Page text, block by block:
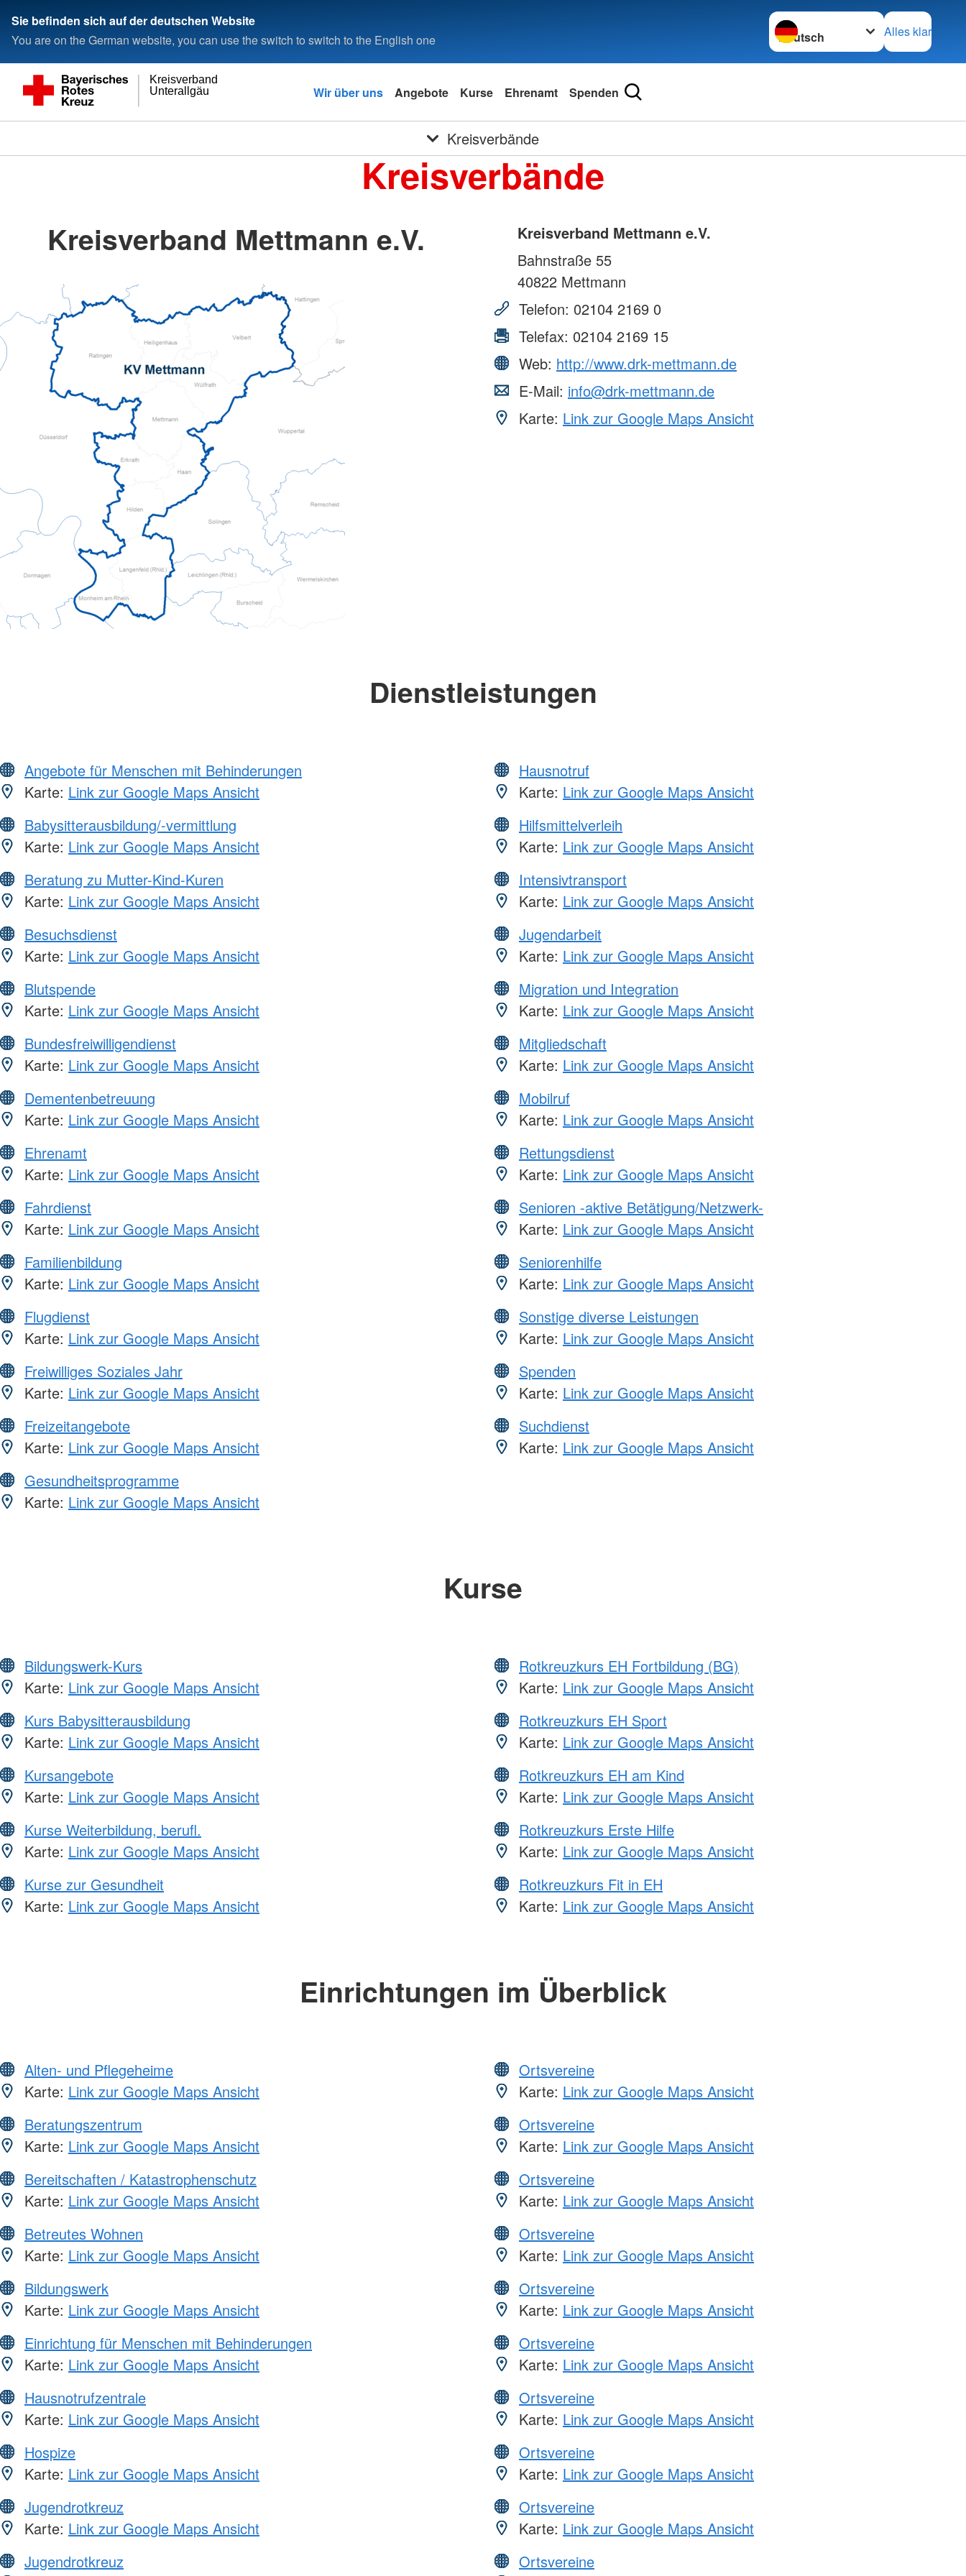
Sie befinden sich auf der deutschen Website
You are on the German website, you can use the switch to switch to the English one
Sprache wechseln zu
Alles klar
Unterallgäu
Kreisverband
Wir über uns Angebote Kurse Ehrenamt Spenden
Kreisverbände
Kreisverbände
Kreisverband Mettmann e.V.
Kreisverband Mettmann e.V.
Bahnstraße 55
40822 Mettmann
Telefon: 02104 2169 0
Telefax: 02104 2169 15
Web: http://www.drk-mettmann.de
E-Mail: info@drk-mettmann.de
Karte: Link zur Google Maps Ansicht
Dienstleistungen
Angebote für Menschen mit Behinderungen
Karte: Link zur Google Maps Ansicht
Babysitterausbildung/-vermittlung
Karte: Link zur Google Maps Ansicht
Beratung zu Mutter-Kind-Kuren
Karte: Link zur Google Maps Ansicht
Besuchsdienst
Karte: Link zur Google Maps Ansicht
Blutspende
Karte: Link zur Google Maps Ansicht
Bundesfreiwilligendienst
Karte: Link zur Google Maps Ansicht
Dementenbetreuung
Karte: Link zur Google Maps Ansicht
Ehrenamt
Karte: Link zur Google Maps Ansicht
Fahrdienst
Karte: Link zur Google Maps Ansicht
Familienbildung
Karte: Link zur Google Maps Ansicht
Flugdienst
Karte: Link zur Google Maps Ansicht
Freiwilliges Soziales Jahr
Karte: Link zur Google Maps Ansicht
Freizeitangebote
Karte: Link zur Google Maps Ansicht
Gesundheitsprogramme
Karte: Link zur Google Maps Ansicht
Hausnotruf
Karte: Link zur Google Maps Ansicht
Hilfsmittelverleih
Karte: Link zur Google Maps Ansicht
Intensivtransport
Karte: Link zur Google Maps Ansicht
Jugendarbeit
Karte: Link zur Google Maps Ansicht
Migration und Integration
Karte: Link zur Google Maps Ansicht
Mitgliedschaft
Karte: Link zur Google Maps Ansicht
Mobilruf
Karte: Link zur Google Maps Ansicht
Rettungsdienst
Karte: Link zur Google Maps Ansicht
Senioren -aktive Betätigung/Netzwerk-
Karte: Link zur Google Maps Ansicht
Seniorenhilfe
Karte: Link zur Google Maps Ansicht
Sonstige diverse Leistungen
Karte: Link zur Google Maps Ansicht
Spenden
Karte: Link zur Google Maps Ansicht
Suchdienst
Karte: Link zur Google Maps Ansicht
Kurse
Bildungswerk-Kurs
Karte: Link zur Google Maps Ansicht
Kurs Babysitterausbildung
Karte: Link zur Google Maps Ansicht
Kursangebote
Karte: Link zur Google Maps Ansicht
Kurse Weiterbildung, berufl.
Karte: Link zur Google Maps Ansicht
Kurse zur Gesundheit
Karte: Link zur Google Maps Ansicht
Rotkreuzkurs EH Fortbildung (BG)
Karte: Link zur Google Maps Ansicht
Rotkreuzkurs EH Sport
Karte: Link zur Google Maps Ansicht
Rotkreuzkurs EH am Kind
Karte: Link zur Google Maps Ansicht
Rotkreuzkurs Erste Hilfe
Karte: Link zur Google Maps Ansicht
Rotkreuzkurs Fit in EH
Karte: Link zur Google Maps Ansicht
Einrichtungen im Überblick
Alten- und Pflegeheime
Karte: Link zur Google Maps Ansicht
Beratungszentrum
Karte: Link zur Google Maps Ansicht
Bereitschaften / Katastrophenschutz
Karte: Link zur Google Maps Ansicht
Betreutes Wohnen
Karte: Link zur Google Maps Ansicht
Bildungswerk
Karte: Link zur Google Maps Ansicht
Einrichtung für Menschen mit Behinderungen
Karte: Link zur Google Maps Ansicht
Hausnotrufzentrale
Karte: Link zur Google Maps Ansicht
Hospize
Karte: Link zur Google Maps Ansicht
Jugendrotkreuz
Karte: Link zur Google Maps Ansicht
Jugendrotkreuz
Ortsvereine
Karte: Link zur Google Maps Ansicht
Ortsvereine
Karte: Link zur Google Maps Ansicht
Ortsvereine
Karte: Link zur Google Maps Ansicht
Ortsvereine
Karte: Link zur Google Maps Ansicht
Ortsvereine
Karte: Link zur Google Maps Ansicht
Ortsvereine
Karte: Link zur Google Maps Ansicht
Ortsvereine
Karte: Link zur Google Maps Ansicht
Ortsvereine
Karte: Link zur Google Maps Ansicht
Ortsvereine
Karte: Link zur Google Maps Ansicht
Ortsvereine